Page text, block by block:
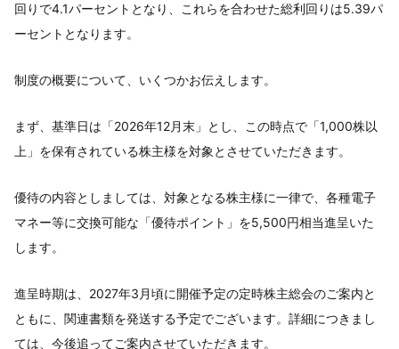
回りで4.1パーセントとなり、これらを合わせた総利回りは5.39パ
ーセントとなります。
制度の概要について、いくつかお伝えします。
まず、基準日は「2026年12月末」とし、この時点で「1,000株以
上」を保有されている株主様を対象とさせていただきます。
優待の内容としましては、対象となる株主様に一律で、各種電子
マネー等に交換可能な「優待ポイント」を5,500円相当進呈いた
します。
進呈時期は、2027年3月頃に開催予定の定時株主総会のご案内と
ともに、関連書類を発送する予定でございます。詳細につきまし
ては、今後追ってご案内させていただきます。